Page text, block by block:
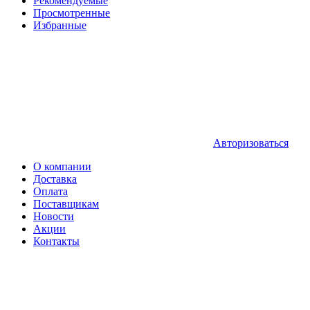
Просмотренные
Избранные
Авторизоваться
О компании
Доставка
Оплата
Поставщикам
Новости
Акции
Контакты